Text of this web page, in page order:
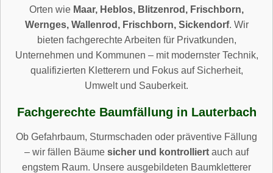
Orten wie Maar, Heblos, Blitzenrod, Frischborn,
Wernges, Wallenrod, Frischborn, Sickendorf. Wir
bieten fachgerechte Arbeiten für Privatkunden,
Unternehmen und Kommunen – mit modernster Technik,
qualifizierten Kletterern und Fokus auf Sicherheit,
Umwelt und Sauberkeit.
Fachgerechte Baumfällung in Lauterbach
Ob Gefahrbaum, Sturmschaden oder präventive Fällung
– wir fällen Bäume sicher und kontrolliert auch auf
engstem Raum. Unsere ausgebildeten Baumkletterer